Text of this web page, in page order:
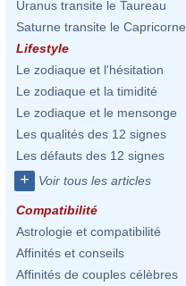
Uranus transite le Taureau
Saturne transite le Capricorne
Lifestyle
Le zodiaque et l'hésitation
Le zodiaque et la timidité
Le zodiaque et le mensonge
Les qualités des 12 signes
Les défauts des 12 signes
+ Voir tous les articles
Compatibilité
Astrologie et compatibilité
Affinités et conseils
Affinités de couples célèbres